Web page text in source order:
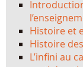
Histoire et
Histoire
L’infini au